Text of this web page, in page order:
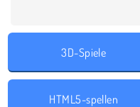
3D-Spiele
HTML5-spellen